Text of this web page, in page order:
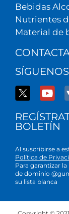
Bebidas
Nutrientes
Material de
BOLETÍN
Al suscribirse a
Política de
Para garantizar
de dominio
su lista blanca